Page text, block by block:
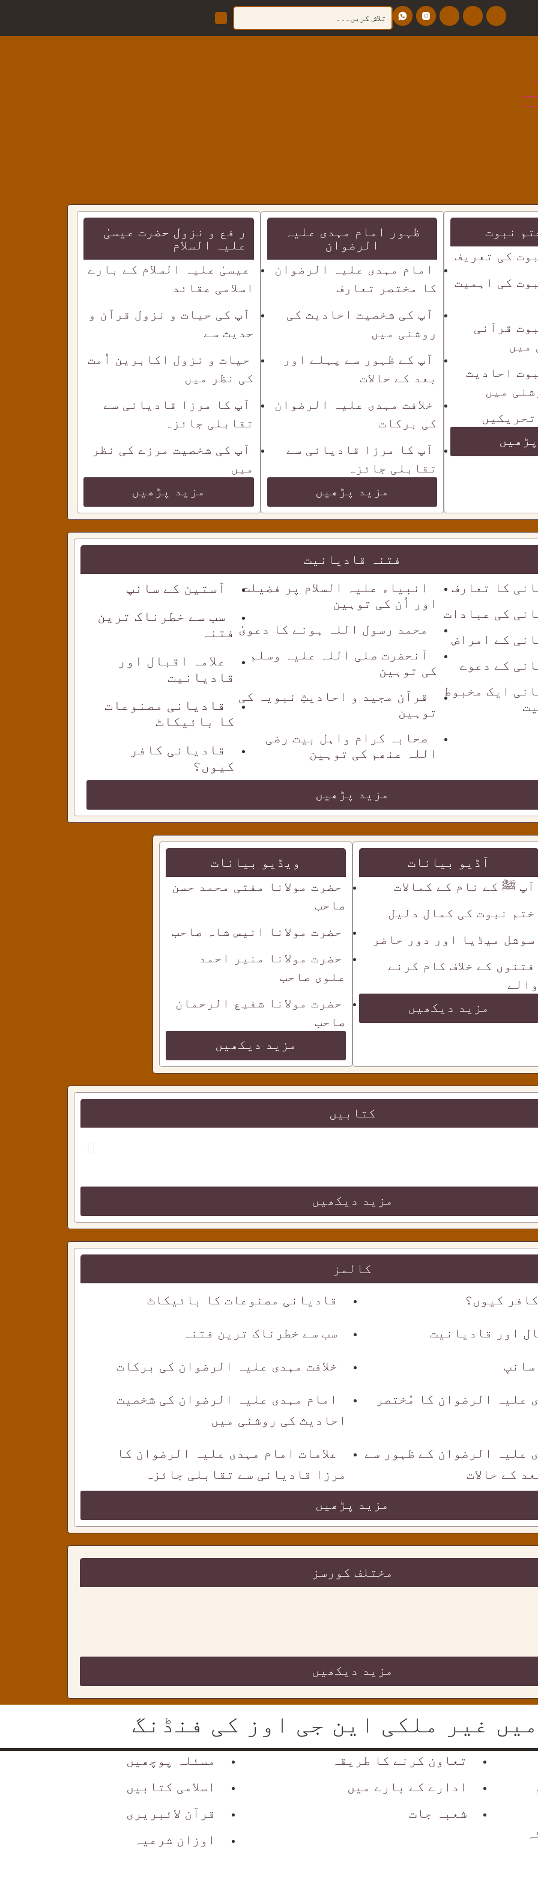
نبوت
کی تعریف
کی اہمیت
قرآنی
میں
احادیث
میں
ظہور امام مہدی علیہ
الرضوان
امام مہدی علیہ الرضوان
کا مختصر تعارف
آپ کی شخصیت احادیث کی
روشنی میں
آپ کے ظہور سے پہلے اور
بعد کے حالات
خلافت مہدی علیہ الرضوان
کی برکات
آپ کا مرزا قادیانی سے
تقابلی جائزہ
مزید پڑھیں
ر فع و نزول حضرت عیسیٰ
علیہ السلام
عیسیٰ علیہ السلام کے بارے
اسلامی عقائد
آپ کی حیات و نزول قرآن و
حدیث سے
حیات و نزول اکابرین اُمت
کی نظر میں
آپ کا مرزا قادیانی سے
تقابلی جائزہ
آپ کی شخصیت مرزے کی نظر
میں
مزید پڑھیں
فتنہ قادیانیت
کا تعارف
کی عبادات
کے امراض
کے دعوے
ایک مخبوط
انبیاء علیہ السلام پر فضیلت
اور اُن کی توہین
محمد رسول اللہ ہونے کا دعویٰٰ
آنحضرت صلی اللہ علیہ وسلم
کی توہین
قرآن مجید و احادیثِ نبویہ کی
توہین
صحابہ کرام واہل بیت رضی
اللہ عنھم کی توہین
آستین کے سانپ
سب سے خطرناک ترین
فتنہ
علامہ اقبال اور
قادیانیت
قادیانی مصنوعات
کا بائیکاٹ
قادیانی کافر
کیوں؟
مزید پڑھیں
آڈیو بیانات
آپ ﷺ کے نام کے کمالات
ختم نبوت کی کمال دلیل
سوشل میڈیا اور دور حاضر
فتنوں کے خلاف کام کرنے
والے
مزید دیکھیں
ویڈیو بیانات
حضرت مولانا مفتی محمد حسن
صاحب
حضرت مولانا انیس شاہ صاحب
حضرت مولانا منیر احمد
علوی صاحب
حضرت مولانا شفیع الرحمان
صاحب
مزید دیکھیں
کتابیں
مزید دیکھیں
کالمز
کیوں؟ قادیانی مصنوعات کا بائیکاٹ
اور قادیانیت سب سے خطرناک ترین فتنہ
سانپ خلافت مہدی علیہ الرضوان کی برکات
علیہ الرضوان کا مُختصر
امام مہدی علیہ الرضوان کی شخصیت
احادیث کی روشنی میں
علیہ الرضوان کے ظہور سے
کے حالات
علامات امام مہدی علیہ الرضوان کا
مرزا قادیانی سے تقابلی جائزہ
مزید پڑھیں
مختلف کورسز
مزید دیکھیں
غیر ملکی این جی اوز کی فنڈنگ
تعاون کرنے کا طریقہ
ادارے کے بارے میں
شعبہ جات
مسئلہ پوچھیں
اسلامی کتابیں
قرآن لائبریری
اوزان شرعیہ